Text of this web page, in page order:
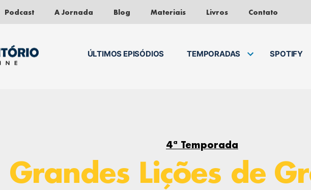
Podcast A Jornada Blog Materiais Livros Contato
ÚLTIMOS EPISÓDIOS TEMPORADAS SPOTIFY
4ª Temporada
Grandes Lições de